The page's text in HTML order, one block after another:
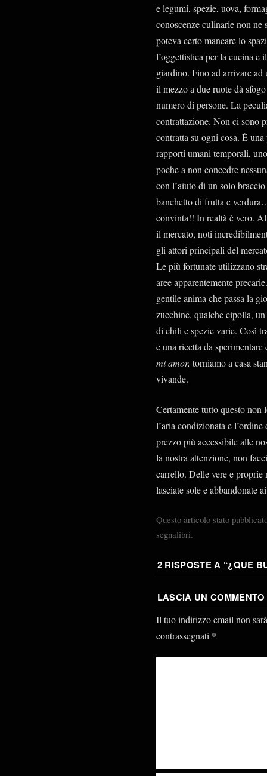
e legumi, spezie, uova,
conoscenze culinarie non
poteva certo mancare lo
l’oggettistica per la cucina e
giardino. Fino ad arrivare ad
il mezzo a due ruote dà
numero di persone. La
contrattazione. Non ci sono
contratta su ogni cosa. È
rapporti umani temporali,
poche a non concedre
con l’aiuto di un solo
banchetto di frutta e
convinta!! In realtà è vero.
il mercato, noti
gli attori principali del
Le più fortunate utilizzano
aree apparentemente
gentile anima che passa la
zucchine, qualche cipolla,
di chili e spezie varie. Così
e una ricetta da
mi amor, torniamo a casa
vivande.
Certamente tutto questo non
l’aria condizionata e
prezzo più accessibile alle
la nostra attenzione, non
carrello. Delle vere e proprie
lasciate sole e abbandonate
Questo articolo stato
segnalibri.
2 RISPOSTE A “¿QUE
LASCIA UN COMMENTO
Il tuo indirizzo email non
contrassegnati *